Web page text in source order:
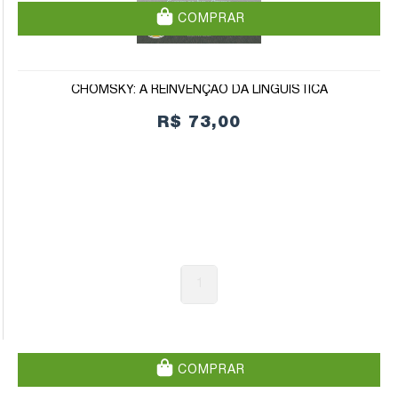
COMPRAR
CHOMSKY: A REINVENÇÃO DA LINGUÍSTICA
R$ 73,00
COMPRAR